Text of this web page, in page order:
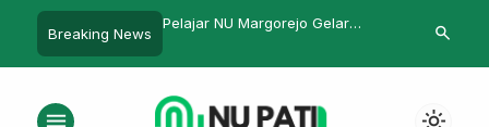
Breaking News
Ketok Palu! Kiai Mustofa dan Kiai
Biaya Haji
search
menu light_mode